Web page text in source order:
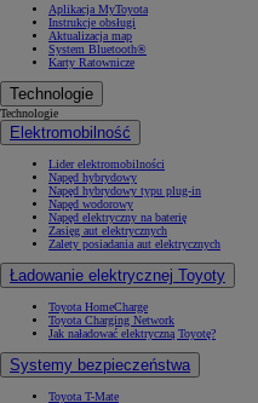
Aplikacja MyToyota
Instrukcje obsługi
Aktualizacja map
System Bluetooth®
Karty Ratownicze
Technologie
Technologie
Elektromobilność
Lider elektromobilności
Napęd hybrydowy
Napęd hybrydowy typu plug-in
Napęd wodorowy
Napęd elektryczny na baterię
Zasięg aut elektrycznych
Zalety posiadania aut elektrycznych
Ładowanie elektrycznej Toyoty
Toyota HomeCharge
Toyota Charging Network
Jak naładować elektryczną Toyotę?
Systemy bezpieczeństwa
Toyota T-Mate